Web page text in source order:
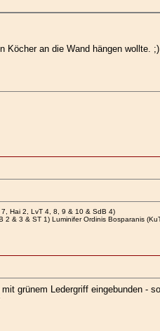
Köcher an die Wand hängen wollte. ;)
Hai 2, LvT 4, 8, 9 & 10 & SdB 4)
& 3 & ST 1) Luminifer Ordinis Bosparanis
grünem Ledergriff eingebunden -